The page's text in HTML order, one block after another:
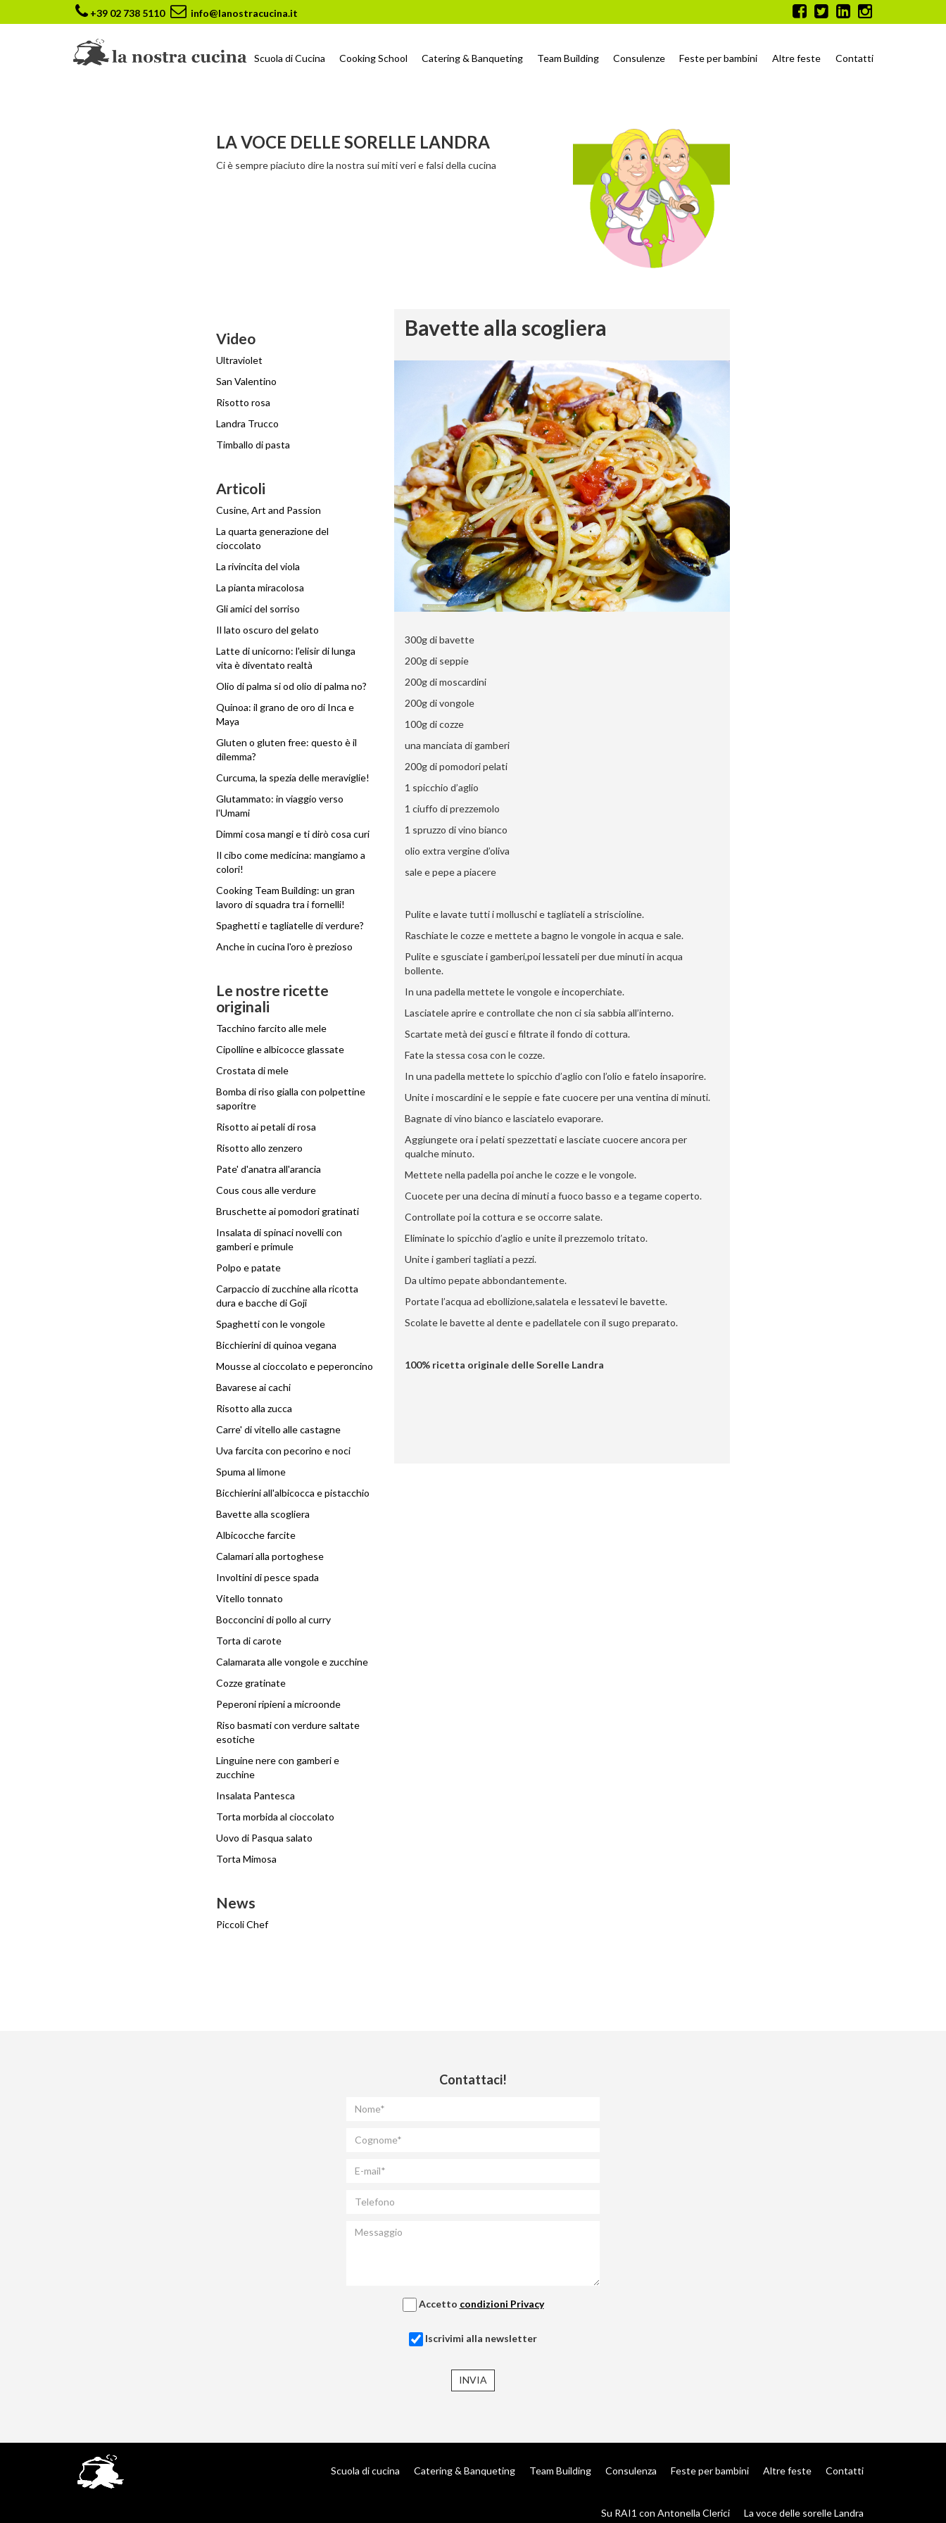
+39 02 738 5110 info@lanostracucina.it
Scuola di Cucina Cooking School Catering & Banqueting Team Building Consulenze Feste per bambini Altre feste Contatti
LA VOCE DELLE SORELLE LANDRA
Ci è sempre piaciuto dire la nostra sui miti veri e falsi della cucina
Bavette alla scogliera
300g di bavette
200g di seppie
200g di moscardini
200g di vongole
100g di cozze
una manciata di gamberi
200g di pomodori pelati
1 spicchio d’aglio
1 ciuffo di prezzemolo
1 spruzzo di vino bianco
olio extra vergine d’oliva
sale e pepe a piacere
Pulite e lavate tutti i molluschi e tagliateli a striscioline.
Raschiate le cozze e mettete a bagno le vongole in acqua e sale.
Pulite e sgusciate i gamberi,poi lessateli per due minuti in acqua
bollente.
In una padella mettete le vongole e incoperchiate.
Lasciatele aprire e controllate che non ci sia sabbia all’interno.
Scartate metà dei gusci e filtrate il fondo di cottura.
Fate la stessa cosa con le cozze.
In una padella mettete lo spicchio d’aglio con l’olio e fatelo insaporire.
Unite i moscardini e le seppie e fate cuocere per una ventina di minuti.
Bagnate di vino bianco e lasciatelo evaporare.
Aggiungete ora i pelati spezzettati e lasciate cuocere ancora per
qualche minuto.
Mettete nella padella poi anche le cozze e le vongole.
Cuocete per una decina di minuti a fuoco basso e a tegame coperto.
Controllate poi la cottura e se occorre salate.
Eliminate lo spicchio d’aglio e unite il prezzemolo tritato.
Unite i gamberi tagliati a pezzi.
Da ultimo pepate abbondantemente.
Portate l’acqua ad ebollizione,salatela e lessatevi le bavette.
Scolate le bavette al dente e padellatele con il sugo preparato.
100% ricetta originale delle Sorelle Landra
Video
Ultraviolet
San Valentino
Risotto rosa
Landra Trucco
Timballo di pasta
Articoli
Cusine, Art and Passion
La quarta generazione del
cioccolato
La rivincita del viola
La pianta miracolosa
Gli amici del sorriso
Il lato oscuro del gelato
Latte di unicorno: l'elisir di lunga
vita è diventato realtà
Olio di palma si od olio di palma no?
Quinoa: il grano de oro di Inca e
Maya
Gluten o gluten free: questo è il
dilemma?
Curcuma, la spezia delle meraviglie!
Glutammato: in viaggio verso
l'Umami
Dimmi cosa mangi e ti dirò cosa curi
Il cibo come medicina: mangiamo a
colori!
Cooking Team Building: un gran
lavoro di squadra tra i fornelli!
Spaghetti e tagliatelle di verdure?
Anche in cucina l'oro è prezioso
Le nostre ricette
originali
Tacchino farcito alle mele
Cipolline e albicocce glassate
Crostata di mele
Bomba di riso gialla con polpettine
saporitre
Risotto ai petali di rosa
Risotto allo zenzero
Pate' d'anatra all'arancia
Cous cous alle verdure
Bruschette ai pomodori gratinati
Insalata di spinaci novelli con
gamberi e primule
Polpo e patate
Carpaccio di zucchine alla ricotta
dura e bacche di Goji
Spaghetti con le vongole
Bicchierini di quinoa vegana
Mousse al cioccolato e peperoncino
Bavarese ai cachi
Risotto alla zucca
Carre' di vitello alle castagne
Uva farcita con pecorino e noci
Spuma al limone
Bicchierini all'albicocca e pistacchio
Bavette alla scogliera
Albicocche farcite
Calamari alla portoghese
Involtini di pesce spada
Vitello tonnato
Bocconcini di pollo al curry
Torta di carote
Calamarata alle vongole e zucchine
Cozze gratinate
Peperoni ripieni a microonde
Riso basmati con verdure saltate
esotiche
Linguine nere con gamberi e
zucchine
Insalata Pantesca
Torta morbida al cioccolato
Uovo di Pasqua salato
Torta Mimosa
News
Piccoli Chef
Contattaci!
Accetto condizioni Privacy
Iscrivimi alla newsletter
INVIA
Scuola di cucina Catering & Banqueting Team Building Consulenza Feste per bambini Altre feste Contatti
Su RAI1 con Antonella Clerici La voce delle sorelle Landra